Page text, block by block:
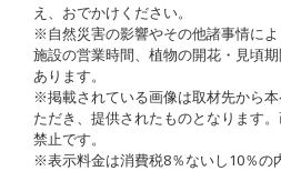
え、おでかけください。
※自然災害の影響やその他諸事情によ
施設の営業時間、植物の開花・見頃
あります。
※掲載されている画像は取材先から
ただき、提供されたものとなります
禁止です。
※表示料金は消費税8％ないし10％の